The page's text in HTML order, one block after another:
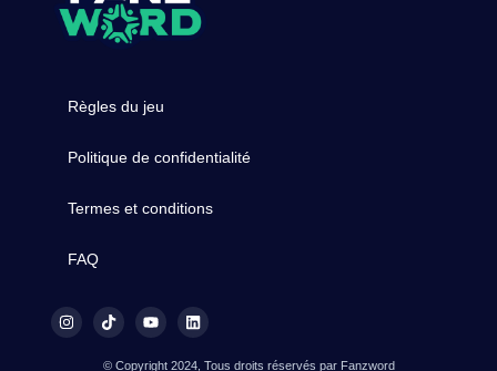
Règles du jeu
Politique de confidentialité
Termes et conditions
FAQ
© Copyright 2024, Tous droits réservés par Fanzword